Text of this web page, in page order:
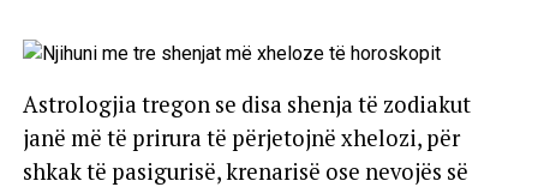
Astrologjia tregon se disa shenja të zodiakut
janë më të prirura të përjetojnë xhelozi, për
shkak të pasigurisë, krenarisë ose nevojës së